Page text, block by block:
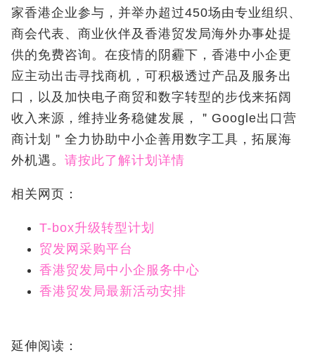
家香港企业参与，并举办超过450场由专业组织、
商会代表、商业伙伴及香港贸发局海外办事处提
供的免费咨询。在疫情的阴霾下，香港中小企更
应主动出击寻找商机，可积极透过产品及服务出
口，以及加快电子商贸和数字转型的步伐来拓阔
收入来源，维持业务稳健发展，＂Google出口营
商计划＂全力协助中小企善用数字工具，拓展海
外机遇。 请按此了解计划详情
相关网页：
T-box升级转型计划
贸发网采购平台
香港贸发局中小企服务中心
香港贸发局最新活动安排
延伸阅读：